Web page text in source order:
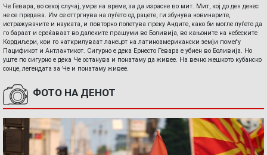
Че Гевара, во секој случај, умре на време, за да израсне во мит. Мит, кој до ден денес
не се предава. Им се оттргнува на луѓето од рацете, ги збунува новинарите,
истражувачите и науката, и повторно полетува преку Андите, како би могле луѓето да
го бараат и среќаваат во далеките прашуми во Боливија, во кањоните на небеските
Кордиљери, кои го наткрилуваат ланецот на латиноамерикански земји помеѓу
Пацификот и Антлантикот. Сигурно е дека Ернесто Гевара е убиен во Боливија. Но
уште по сигурно е дека Че останува и понатаму да живее. На вечно жешкото кубанско
сонце, легендата за Че и понатаму живее.
ФОТО НА ДЕНОТ